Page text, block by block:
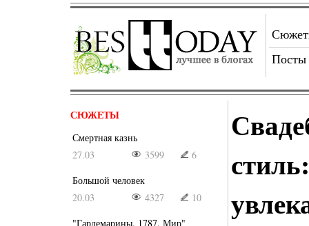
Посты
СЮЖЕТЫ
Смертная казнь
27.03
3599
6
Большой человек
20.03
4327
10
"Гардемарины, 1787. Мир"